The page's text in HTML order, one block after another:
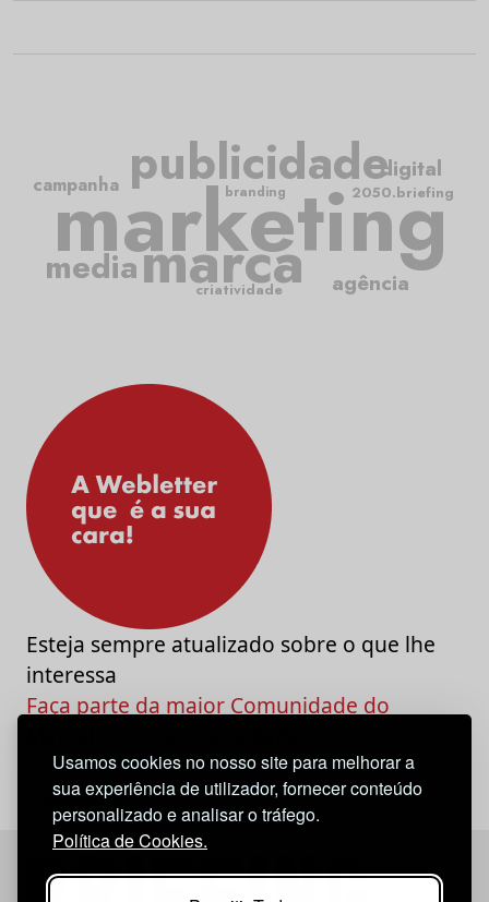
Usamos cookies no nosso site para melhorar a
sua experiência de utilizador, fornecer conteúdo
personalizado e analisar o tráfego.
Política de Cookies.
marketing
publicidade
marca
criatividade
campanha
media agência
digital
2050.briefing
branding
Esteja sempre atualizado sobre o que lhe
interessa
Faça parte da maior Comunidade do